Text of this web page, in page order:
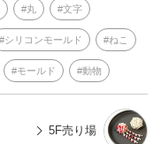
丸 文字
シリコンモールド ねこ
モールド 動物
5F売り場